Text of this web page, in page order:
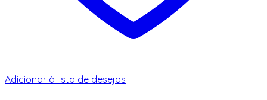
Adicionar à lista de desejos